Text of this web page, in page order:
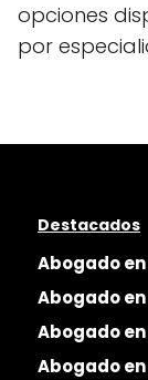
opciones
por
Destacados
Abogado
Abogado
Abogado
Abogado